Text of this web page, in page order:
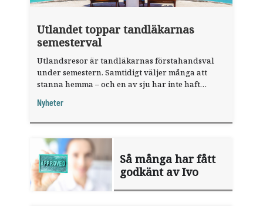
Utlandet toppar tandläkarnas
semesterval
Utlandsresor är tandläkarnas förstahandsval
under semestern. Samtidigt väljer många att
stanna hemma – och en av sju har inte haft
fråga".
Nyheter
Så många har fått
godkänt av Ivo